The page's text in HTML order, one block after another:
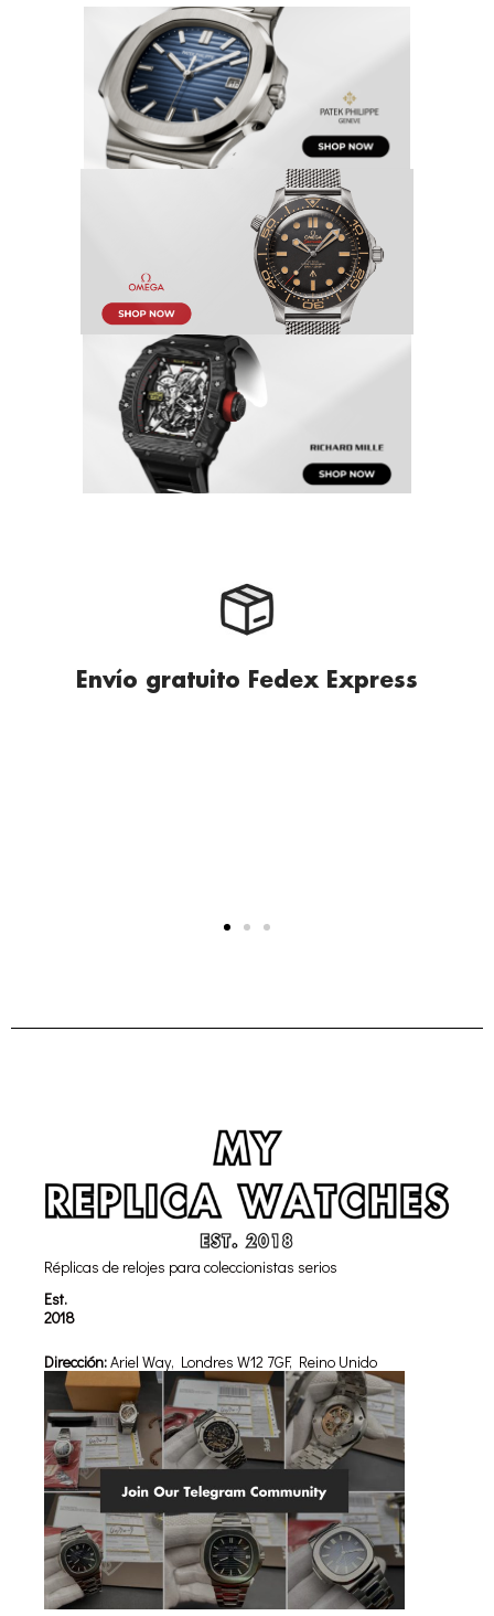
Envío gratuito Fedex Express
Réplicas de relojes para coleccionistas serios
Est.
2018
Dirección:Ariel Way, Londres W12 7GF, Reino Unido